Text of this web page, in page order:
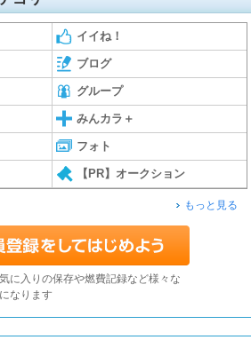
イイね！
ブログ
グループ
みんカラ＋
フォト
【PR】オークション
もっと見る
に入りの保存や燃費記録など様々な
なります